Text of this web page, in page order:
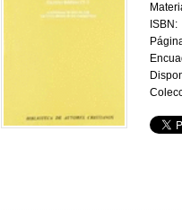
ISBN: